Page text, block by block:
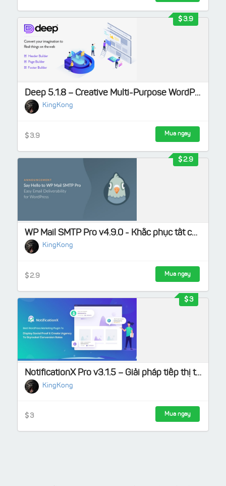
Deep 5.1.8 – Creative Multi-Purpose WordPress Theme
KingKong
3.9 Mua ngay
3.9
WP Mail SMTP Pro v4.9.0 - Khắc phục tất cả các vấn đề về WordPress không gửi được email
KingKong
2.9 Mua ngay
2.9
NotificationX Pro v3.1.5 – Giải pháp tiếp thị tốt nhất cho website WordPress của bạn
KingKong
3 Mua ngay
3